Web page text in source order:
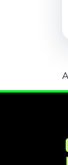
Декабрь
Октябрь
Сентябрь